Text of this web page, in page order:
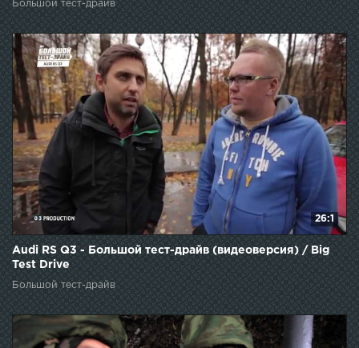
Большой тест-драйв
26:1
Audi RS Q3 - Большой тест-драйв (видеоверсия) / Big
Test Drive
Большой тест-драйв